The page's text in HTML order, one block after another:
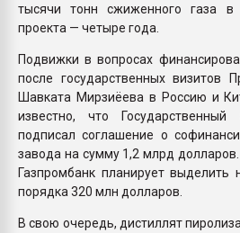
тысячи тонн сжиженного газа в
проекта — четыре года.
Подвижки в вопросах
после государственных визитов
Шавката Мирзиёева в Россию и
известно, что
подписал соглашение о
завода на сумму 1,2 млрд
Газпромбанк планирует выделить
порядка 320 млн долларов.
В свою очередь, дистиллят